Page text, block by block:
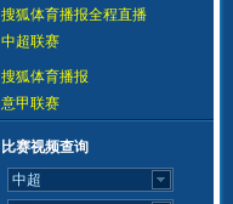
搜狐体育播报全程直播
中超联赛
搜狐体育播报
意甲联赛
比赛视频查询